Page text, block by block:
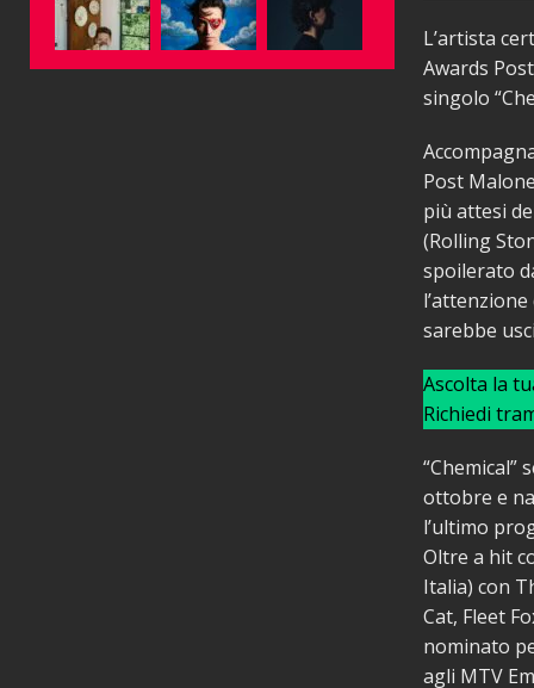
L’artista
Awards
singolo
Post
più attesi
(Rolling
spoilerato
sarebbe
Ascolta la
Richiedi
“Chemical”
ottobre e
l’ultimo
Oltre a hit
Italia) con
Cat, Fleet
nominato
agli MTV